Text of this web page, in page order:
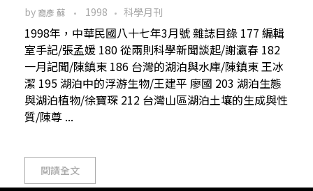
by 裔彥 蘇 1998 科學月刊
1998年，中華民國八十七年3月號 雜誌目錄 177 編輯
室手記/張孟媛 180 從兩則科學新聞談起/謝瀛春 182
一月記聞/陳鎮東 186 台灣的湖泊與水庫/陳鎮東 王冰
潔 195 湖泊中的浮游生物/王建平 廖國 203 湖泊生態
與湖泊植物/徐寶琛 212 台灣山區湖泊土壤的生成與性
質/陳尊 ...
閱讀全文